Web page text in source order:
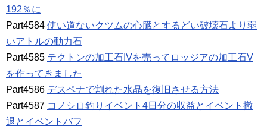
192％に
Part4584 使い道ないクツムの心臓とするどい破壊石より弱
いアトルの動力石
Part4585 テクトンの加工石IVを売ってロッジアの加工石V
を作ってきました
Part4586 デスペナで割れた水晶を復旧させる方法
Part4587 コノシロ釣りイベント4日分の収益とイベント撤
退とイベントバフ